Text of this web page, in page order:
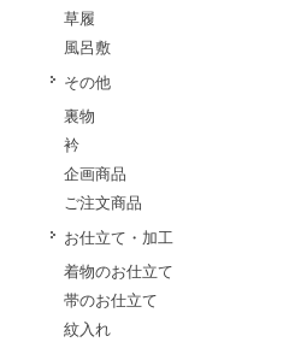
草履
風呂敷
その他
裏物
衿
企画商品
ご注文商品
お仕立て・加工
着物のお仕立て
帯のお仕立て
紋入れ